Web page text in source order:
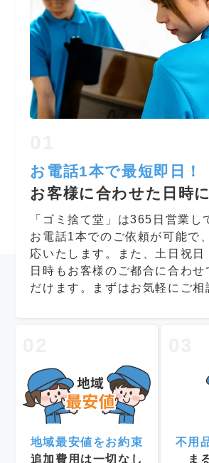
お電話1本で最短即日！
お客様に合わせた日時
「ゴミ捨て堂」は365日営業し
お電話1本でのご依頼が可能で
応いたします。また、土日祝日
日時もお客様のご都合に合わせ
だけます。まずはお気軽にご相
地域最安値をお約束
追加費用は一切なし
不用
ま